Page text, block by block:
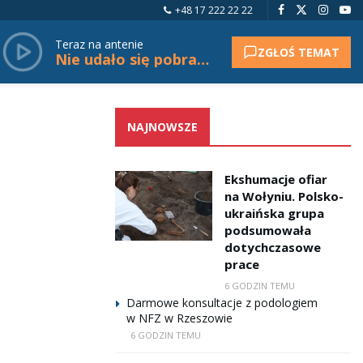
+48 17 222 22 22
Teraz na antenie
Nie udało się pobrać tytułu. ZGŁOŚ TEMAT
NAJNOWSZE
Ekshumacje ofiar
na Wołyniu. Polsko-
ukraińska grupa
podsumowała
dotychczasowe
prace
6 GODZIN TEMU
Darmowe konsultacje z podologiem
w NFZ w Rzeszowie
6 GODZIN TEMU